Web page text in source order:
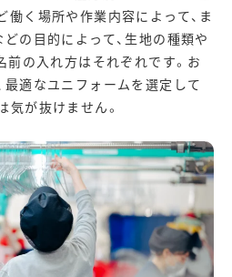
く場所や作業内容によって、ま
の目的によって、生地の種類や
前の入れ方はそれぞれです。お
最適なユニフォームを選定して
気が抜けません。